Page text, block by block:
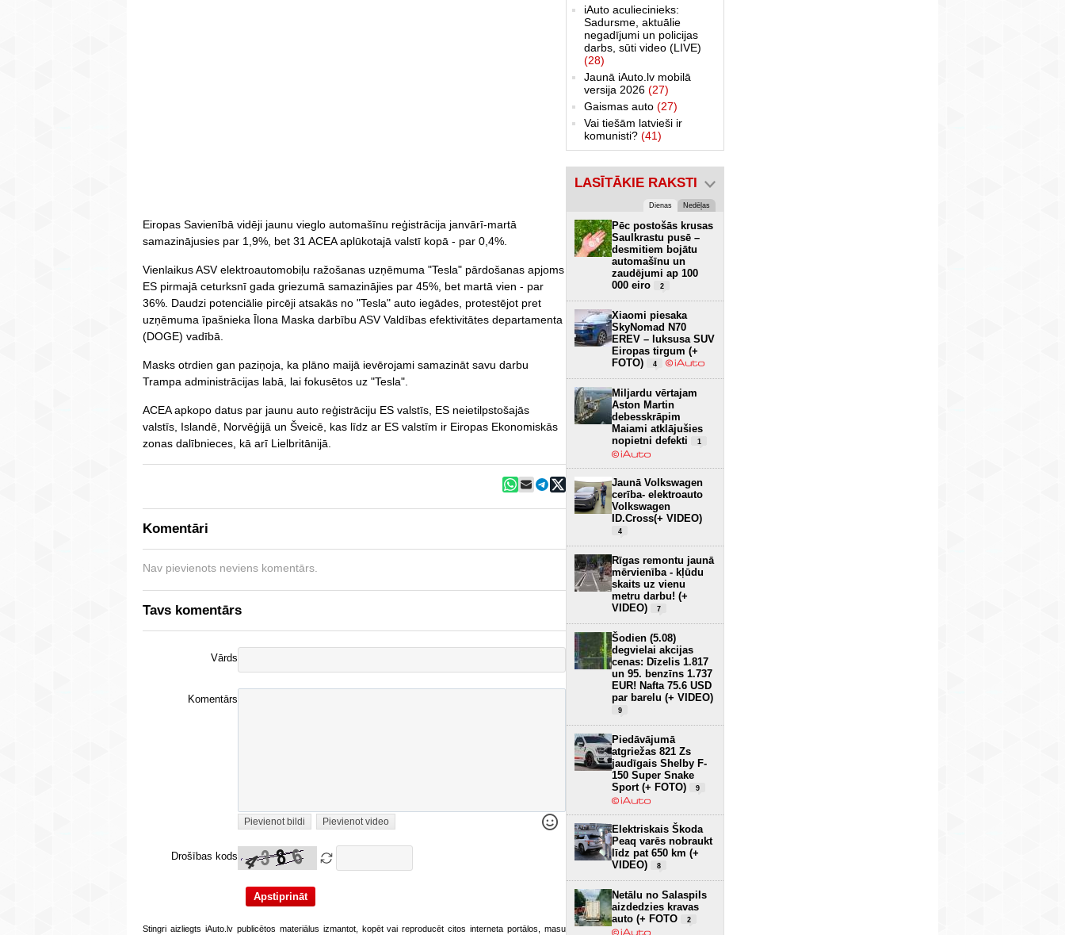
Eiropas Savienībā vidēji jaunu vieglo automašīnu reģistrācija janvārī-martā
samazinājusies par 1,9%, bet 31 ACEA aplūkotajā valstī kopā - par 0,4%.
Vienlaikus ASV elektroautomobiļu ražošanas uzņēmuma "Tesla" pārdošanas apjoms
ES pirmajā ceturksnī gada griezumā samazinājies par 45%, bet martā vien - par
36%. Daudzi potenciālie pircēji atsakās no "Tesla" auto iegādes, protestējot pret
uzņēmuma īpašnieka Īlona Maska darbību ASV Valdības efektivitātes departamenta
(DOGE) vadībā.
Masks otrdien gan paziņoja, ka plāno maijā ievērojami samazināt savu darbu
Trampa administrācijas labā, lai fokusētos uz "Tesla".
ACEA apkopo datus par jaunu auto reģistrāciju ES valstīs, ES neietilpstošajās
valstīs, Islandē, Norvēģijā un Šveicē, kas līdz ar ES valstīm ir Eiropas Ekonomiskās
zonas dalībnieces, kā arī Lielbritānijā.
Komentāri
Nav pievienots neviens komentārs.
Tavs komentārs
Vārds
Komentārs
Pievienot bildi Pievienot video
Drošības kods
Stingri aizliegts iAuto.lv publicētos materiālus izmantot, kopēt vai reproducēt citos interneta portālos, masu
iAuto aculiecinieks:
Sadursme, aktuālie
negadījumi un policijas
darbs, sūti video (LIVE)
(28)
Jaunā iAuto.lv mobilā
versija 2026 (27)
Gaismas auto (27)
Vai tiešām latvieši ir
komunisti? (41)
LASĪTĀKIE RAKSTI
Dienas Nedēļas
Pēc postošās krusas
Saulkrastu pusē –
desmitiem bojātu
automašīnu un
zaudējumi ap 100
000 eiro
2
Xiaomi piesaka
SkyNomad N70
EREV – luksusa SUV
Eiropas tirgum (+
FOTO)
4
Miljardu vērtajam
Aston Martin
debesskrāpim
Maiami atklājušies
nopietni defekti
1
Jaunā Volkswagen
cerība- elektroauto
Volkswagen
ID.Cross(+ VIDEO)
4
Rīgas remontu jaunā
mērvienība - kļūdu
skaits uz vienu
metru darbu! (+
VIDEO)
7
Šodien (5.08)
degvielai akcijas
cenas: Dīzelis 1.817
un 95. benzīns 1.737
EUR! Nafta 75.6 USD
par barelu (+ VIDEO)
9
Piedāvājumā
atgriežas 821 Zs
jaudīgais Shelby F-
150 Super Snake
Sport (+ FOTO)
9
Elektriskais Škoda
Peaq varēs nobraukt
līdz pat 650 km (+
VIDEO)
8
Netālu no Salaspils
aizdedzies kravas
auto (+ FOTO
2